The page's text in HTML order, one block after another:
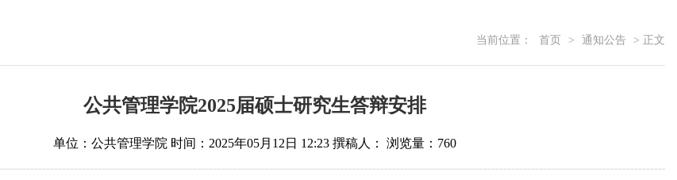
当前位置： 首页 > 通知公告 > 正文
公共管理学院2025届硕士研究生答辩安排
单位：公共管理学院 时间：2025年05月12日 12:23 撰稿人： 浏览量： 760